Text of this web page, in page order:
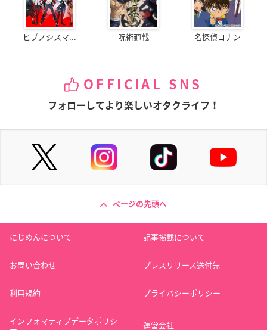
ヒプノシスマ... 呪術廻戦 名探偵コナン
OFFICIAL SNS
フォローしてより楽しいオタクライフ！
ページの先頭へ
にじめんについて 記事掲載について
お問い合わせ プレスリリース送付先
利用規約 プライバシーポリシー
インフォマティブデータポリシ 運営会社